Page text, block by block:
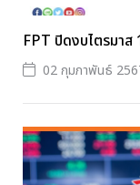
FPT ปิดงบไตรมาส
02 กุมภาพันธ์